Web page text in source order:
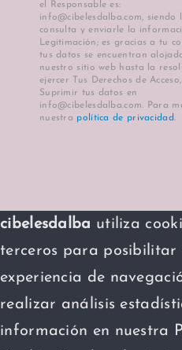
Plazos de entrega
el Responsable es:
info@cibelesdalba.com,
consulta y enviarle la
Legitimación; es gracias a tu
tus datos se encuentran
nuestro sitio web hasta la
ejercer Tus Derechos de
Suprimir tus datos en
info@cibelesdalba.com. Para
nuestra política de privacidad.
cibelesdalba utiliza
terceros para posibilitar
experiencia de
realizar análisis
información en nuestra